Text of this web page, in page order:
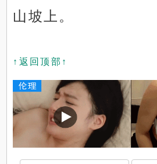
山坡上。
↑返回顶部↑